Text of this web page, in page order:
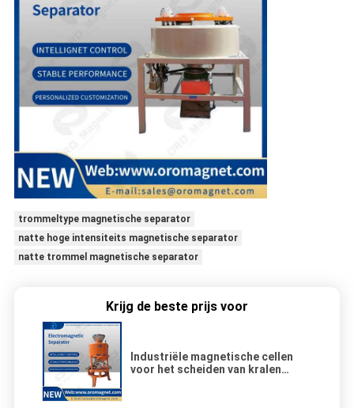
trommeltype magnetische separator
natte hoge intensiteits magnetische separator
natte trommel magnetische separator
Krijg de beste prijs voor
Industriële magnetische cellen
voor het scheiden van kralen